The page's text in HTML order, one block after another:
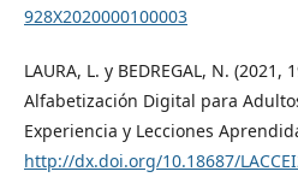
928X2020000100003
LAURA, L. y BEDREGAL, N. (2021,
Alfabetización Digital para
Experiencia y Lecciones
http://dx.doi.org/10.18687/